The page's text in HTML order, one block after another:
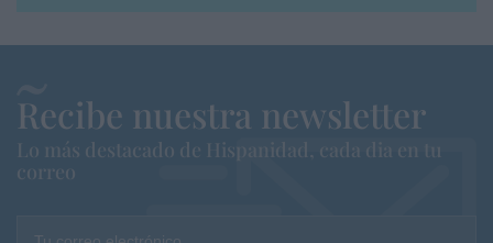
Recibe nuestra newsletter
Lo más destacado de Hispanidad, cada dia en tu
correo